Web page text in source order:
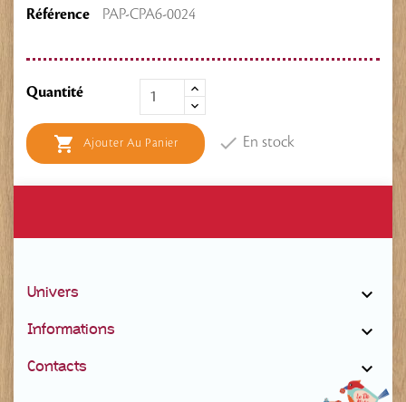
Référence PAP-CPA6-0024
Quantité
 Ajouter Au Panier  En stock
Univers 
Informations 
Contacts 